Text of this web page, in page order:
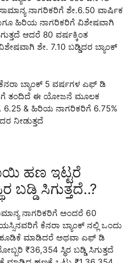
ನಾಗರಿಕರಿಗೆ ಶೇ.6.50 ವಾರ್ಷಿಕ
ಹಿರಿಯ ನಾಗರಿಕರಿಗೆ ವಿಶೇಷವಾಗಿ
ಆದರೆ 80 ವರ್ಷಕ್ಕಿಂತ
ಶೇ. 7.10 ಬಡ್ಡಿದರ ಬ್ಯಾಂಕ್
ಕೆನರಾ ಬ್ಯಾಂಕ್ 5 ವರ್ಷಗಳ ಎಫ್ ಡಿ
ತಂದಿದೆ ಈ ಯೋಜನೆ ಮೂಲಕ
6.25 & ಹಿರಿಯ ನಾಗರಿಕರಿಗೆ 6.75%
ನೀಡುತ್ತದೆ
ಹಣ ಇಟ್ಟರೆ
ಬಡ್ಡಿ ಸಿಗುತ್ತದೆ..?
ನಾಗರಿಕರಿಗೆ ಅಂದರೆ 60
ಕೆನರಾ ಬ್ಯಾಂಕ್ ನಲ್ಲಿ ಒಂದು
ಮಾಡಿದರೆ ಅಥವಾ ಎಫ್ ಡಿ
₹36,354 ಸ್ಥಿರ ಬಡ್ಡಿ ಸಿಗುತ್ತದೆ